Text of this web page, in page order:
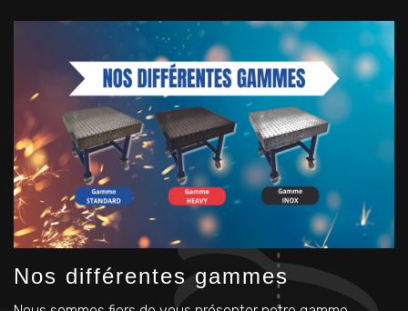
Nos différentes gammes